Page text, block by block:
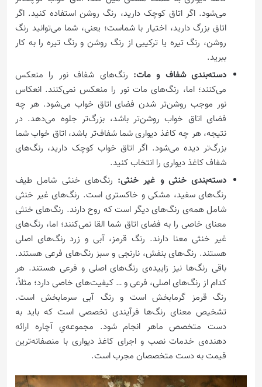
می‌شود. اگر اتاق کوچک دارید، رنگ روشن استفاده کنید. اگر
اتاق بزرگ دارید، اختیار با شماست؛ یعنی، شما می‌توانید رنگ
روشن، رنگ تیره یا ترکیبی از رنگ روشن و رنگ تیره را به کار
ببرید.
دسته‌بندی شفاف و مات: رنگ‌های شفاف نور را منعکس
می‌کنند؛ اما، رنگ‌های مات نور را منعکس نمی‌کنند. انعکاس
نور موجب روشن‌تر شدن فضای اتاق خواب می‌شود. هر چه
فضای اتاق خواب روشن‌تر باشد، بزرگ‌تر جلوه می‌دهد. در
نتیجه، هر چه کاغذ دیواری شما شفاف‌تر باشد، اتاق خواب شما
بزرگ‌تر دیده می‌شود. اگر اتاق خواب کوچک دارید، رنگ‌های
شفاف کاغذ دیواری را انتخاب کنید.
دسته‌بندی خنثی و غیر خنثی: رنگ‌های خنثی شامل طیف
رنگ‌های سفید، مشکی و خاکستری است. رنگ‌های غیر خنثی
شامل همه‌ی رنگ‌های دیگر است که روح دارند. رنگ‌های خنثی
معنای خاصی را به فضای اتاق شما القا نمی‌کنند؛ اما، رنگ‌های
غیر خنثی معنا دارند. رنگ قرمز، آبی و زرد رنگ‌های اصلی
هستند. رنگ‌های بنفش، نارنجی و سبز رنگ‌های فرعی هستند.
باقی رنگ‌ها نیز زاییده‌ی رنگ‌های اصلی و فرعی هستند. هر
کدام از رنگ‌های اصلی، فرعی و … کیفیت‌های خاصی دارد؛ مثلاً،
رنگ قرمز گرمابخش است و رنگ آبی سرمابخش است.
تشخیص معنای رنگ‌ها فرآیندی تخصصی است که باید به
دست متخصص ماهر انجام شود. مجموعه‌ي آچاره ارائه
دهنده‌ی خدمات نصب و اجرای کاغذ دیواری با منصفانه‌ترین
قیمت به دست متخصصان مجرب است.